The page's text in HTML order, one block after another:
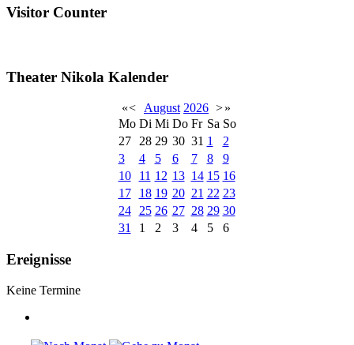
Visitor Counter
Theater Nikola Kalender
«< August 2026 >»
Mo Di Mi Do Fr Sa So
27
28 29 30 31 1
2
3
4 5 6 7 8
9
10
11 12 13 14 15 16
17
18 19 20 21 22 23
24
25 26 27 28 29 30
31
1 2 3 4 5 6
Ereignisse
Keine Termine